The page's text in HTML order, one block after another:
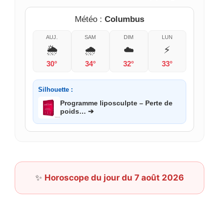
Météo : Columbus
AUJ.
🌦️
30°
SAM
🌧️
34°
DIM
☁️
32°
LUN
⚡
33°
Silhouette :
Programme liposculpte – Perte de
poids… ➔
✨ Horoscope du jour du 7 août 2026